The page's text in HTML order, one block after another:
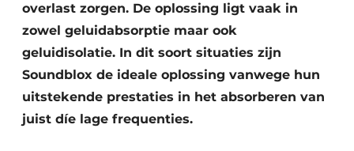
overlast zorgen. De oplossing ligt vaak in
zowel geluidabsorptie maar ook
geluidisolatie. In dit soort situaties zijn
Soundblox de ideale oplossing vanwege hun
uitstekende prestaties in het absorberen van
juist díe lage frequenties.